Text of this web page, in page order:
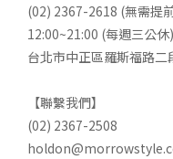
(02) 2367-2618 (無需提
12:00~21:00 (每週三公休)
台北市中正區羅斯福路二
【聯繫我們】
(02) 2367-2508